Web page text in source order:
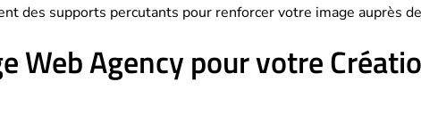
des supports percutants pour renforcer votre image auprès
Web Agency pour votre